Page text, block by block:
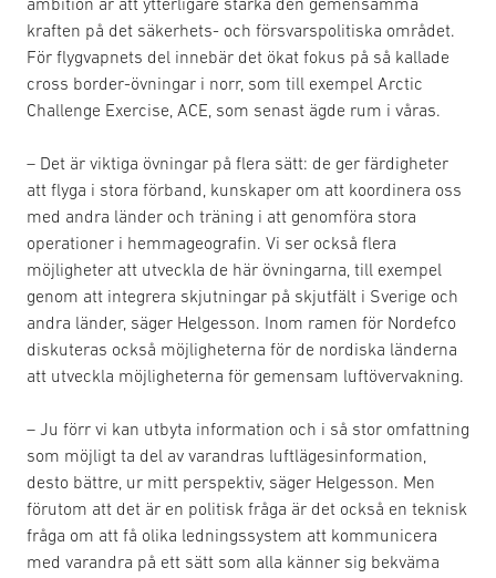
kraften på det säkerhets- och försvarspolitiska området.
För flygvapnets del innebär det ökat fokus på så kallade
cross border-övningar i norr, som till exempel Arctic
Challenge Exercise, ACE, som senast ägde rum i våras.
– Det är viktiga övningar på flera sätt: de ger färdigheter
att flyga i stora förband, kunskaper om att koordinera oss
med andra länder och träning i att genomföra stora
operationer i hemmageografin. Vi ser också flera
möjligheter att utveckla de här övningarna, till exempel
genom att integrera skjutningar på skjutfält i Sverige och
andra länder, säger Helgesson. Inom ramen för Nordefco
diskuteras också möjligheterna för de nordiska länderna
att utveckla möjligheterna för gemensam luftövervakning.
– Ju förr vi kan utbyta information och i så stor omfattning
som möjligt ta del av varandras luftlägesinformation,
desto bättre, ur mitt perspektiv, säger Helgesson. Men
förutom att det är en politisk fråga är det också en teknisk
fråga om att få olika ledningssystem att kommunicera
med varandra på ett sätt som alla känner sig bekväma